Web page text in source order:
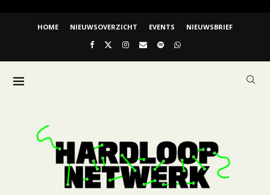
HOME NIEUWSOVERZICHT EVENTS NIEUWSBRIEF